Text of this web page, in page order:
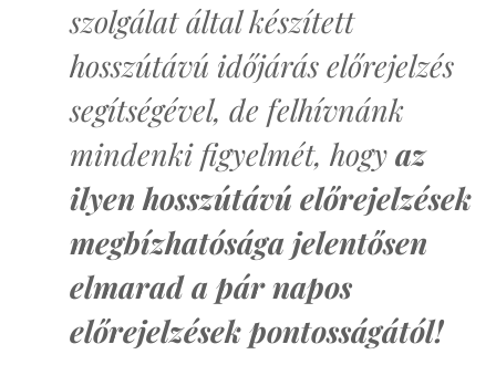
szolgálat által készített
hosszútávú időjárás előrejelzés
segítségével, de felhívnánk
mindenki figyelmét, hogyaz
ilyen hosszútávú előrejelzések
megbízhatósága jelentősen
elmarad a pár napos
előrejelzések pontosságától!